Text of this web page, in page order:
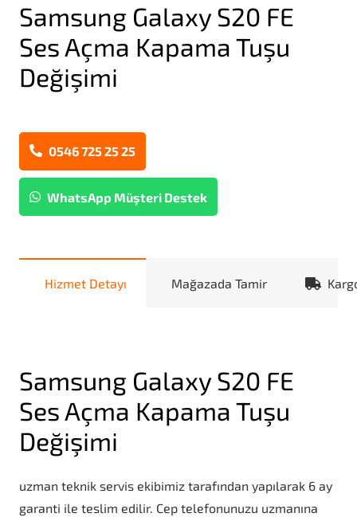
Samsung Galaxy S20 FE
Ses Açma Kapama Tuşu
Değişimi
0546 725 25 25
WhatsApp Müşteri Destek
Hizmet Detayı Mağazada Tamir
Samsung Galaxy S20 FE
Ses Açma Kapama Tuşu
Değişimi
uzman teknik servis ekibimiz tarafından yapılarak 6 ay
garanti ile teslim edilir. Cep telefonunuzu uzmanına